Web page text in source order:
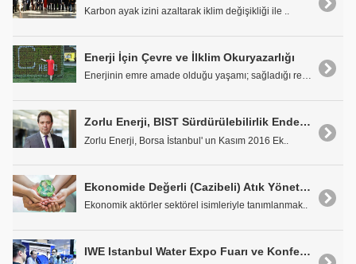
Karbon ayak izini azaltarak iklim değişikliği ile ..
Enerji İçin Çevre ve İlklim Okuryazarlığı
Enerjinin emre amade olduğu yaşamı; sağladığı refa..
Zorlu Enerji, BIST Sürdürülebilirlik Endeksi'nde Yeraldı
Zorlu Enerji, Borsa İstanbul' un Kasım 2016 Ek..
Ekonomide Değerli (Cazibeli) Atık Yönetimi Sorunsalı
Ekonomik aktörler sektörel isimleriyle tanımlanmak..
IWE Istanbul Water Expo Fuarı ve Konferansı 3.677 ziyaretçiyi ağırladı